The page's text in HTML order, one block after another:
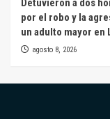
Detuvieron a dos
por el robo y la
un adulto mayor en
agosto 8, 2026